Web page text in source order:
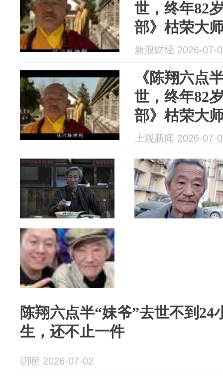
世，终年82
部》枯荣大
新浪财经 2026-07-
《陈翔六点
世，终年82
部》枯荣大
上观新闻 2026-07-
陈翔六点半“妹爷”去世不到24
生，还不止一件
叨唠 2026-07-02